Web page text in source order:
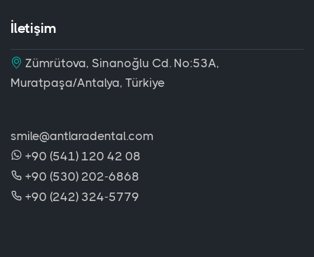
İletişim
Zümrütova, Sinanoğlu Cd. No:53A,
Muratpaşa/Antalya, Türkiye
smile@antlaradental.com
+90 (541) 120 42 08
+90 (530) 202-6868
+90 (242) 324-5779